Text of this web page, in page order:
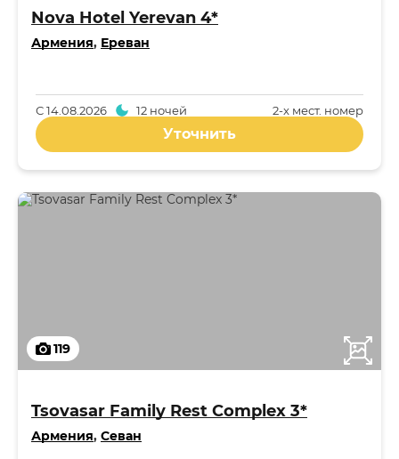
Nova Hotel Yerevan 4*
Армения, Ереван
2-x мест. номер
С14.08.2026 12 ночей
Уточнить
119
Tsovasar Family Rest Complex 3*
Армения, Севан